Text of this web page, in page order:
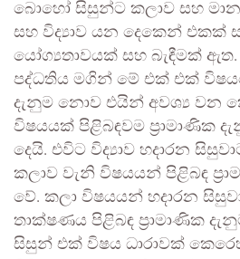
බොහෝ සිසුන්ට කලාව සහ
සහ විද්‍යාව යන දෙකෙන් එකක්
යෝග්‍යතාවයක් සහ බැඳීමක් ඇත.
පද්ධතිය මගින් මේ එක් එක්
දැනුම නොව එයින් අවශ්‍ය වන
විෂයයක් පිළිබඳවම ප්‍රාමාණික
දෙයි. එවිට විද්‍යාව හදාරන
කලාව වැනි විෂයයන් පිළිබඳ
වේ. කලා විෂයයන් හදාරන
තාක්ෂණය පිළිබඳ ප්‍රාමාණික
සිසුන් එක් විෂය ධාරාවක්